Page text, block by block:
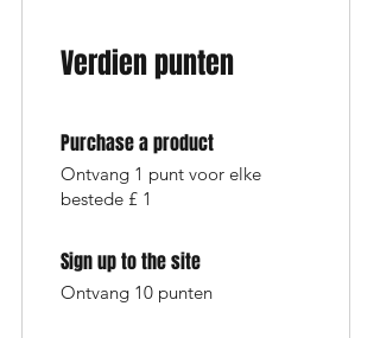
Verdien punten
Purchase a product
Ontvang 1 punt voor elke
bestede £ 1
Sign up to the site
Ontvang 10 punten